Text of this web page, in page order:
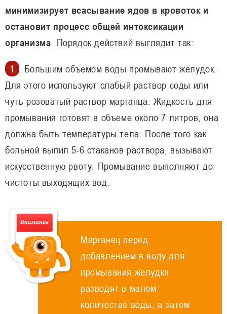
минимизирует всасывание ядов в кровоток и
остановит процесс общей интоксикации
организма . Порядок действий выглядит так:
Большим объемом воды промывают желудок.
Для этого используют слабый раствор соды или
чуть розоватый раствор марганца. Жидкость для
промывания готовят в объеме около 7 литров, она
должна быть температуры тела. После того как
больной выпил 5-6 стаканов раствора, вызывают
искусственную рвоту. Промывание выполняют до
чистоты выходящих вод.
Марганец перед
добавлением в воду для
промывания желудка
разводят в малом
количестве воды, а затем